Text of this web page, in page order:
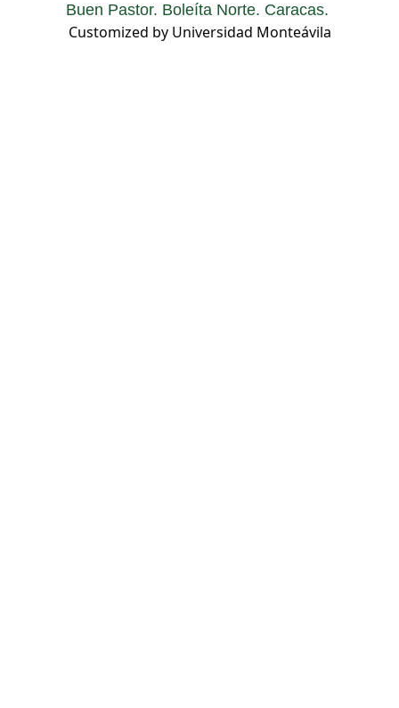
Buen Pastor. Boleíta Norte. Caracas.
Customized by Universidad Monteávila